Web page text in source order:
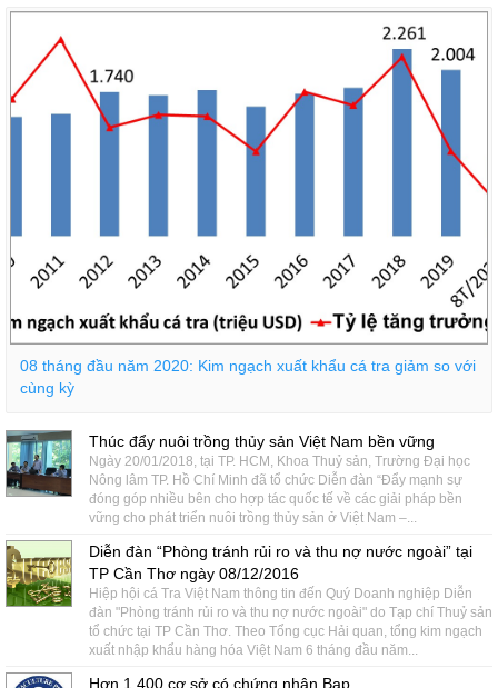
08 tháng đầu năm 2020: Kim ngạch xuất khẩu cá tra giảm so với
cùng kỳ
Thúc đẩy nuôi trồng thủy sản Việt Nam bền vững
Ngày 20/01/2018, tại TP. HCM, Khoa Thuỷ sản, Trường Đại học
Nông lâm TP. Hồ Chí Minh đã tổ chức Diễn đàn “Đẩy mạnh sự
đóng góp nhiều bên cho hợp tác quốc tế về các giải pháp bền
vững cho phát triển nuôi trồng thủy sản ở Việt Nam –...
Diễn đàn “Phòng tránh rủi ro và thu nợ nước ngoài” tại
TP Cần Thơ ngày 08/12/2016
Hiệp hội cá Tra Việt Nam thông tin đến Quý Doanh nghiệp Diễn
đàn "Phòng tránh rủi ro và thu nợ nước ngoài" do Tạp chí Thuỷ sản
tổ chức tại TP Cần Thơ. Theo Tổng cục Hải quan, tổng kim ngạch
xuất nhập khẩu hàng hóa Việt Nam 6 tháng đầu năm...
Hơn 1.400 cơ sở có chứng nhận Bap